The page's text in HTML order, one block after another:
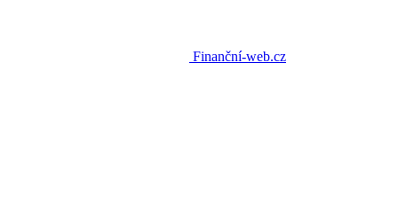
Finanční-web.cz